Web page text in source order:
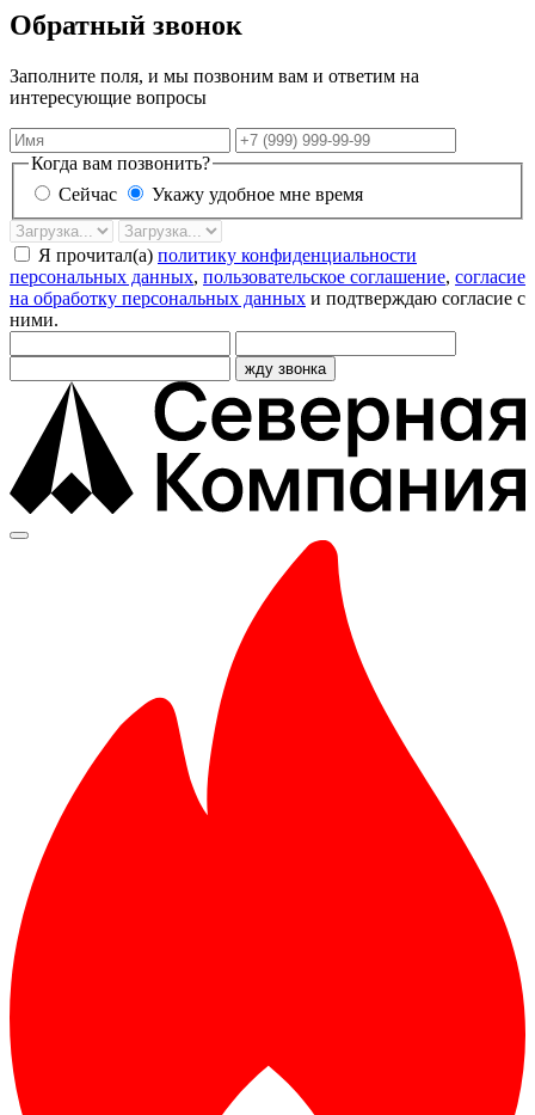
Обратный звонок
Заполните поля, и мы позвоним вам и ответим на
интересующие вопросы
Имя
Телефон
Когда вам позвонить?
Сейчас
Укажу удобное мне время
Дата
звонка
Время
Я прочитал(а) политику конфиденциальности
персональных данных, пользовательское соглашение, согласие
на обработку персональных данных и подтверждаю согласие с
ними.
жду звонка